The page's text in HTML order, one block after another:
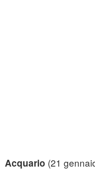
Acquario (21